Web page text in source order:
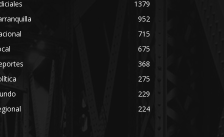
1379
952
715
675
368
275
229
224